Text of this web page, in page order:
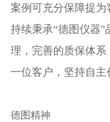
案例可充分保障提为
持续秉承“德图仪器"
理，完善的质保体
一位客户，坚持自主
德图精神